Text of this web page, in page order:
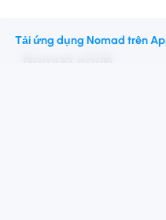
Tải ứng dụng Nomad trên